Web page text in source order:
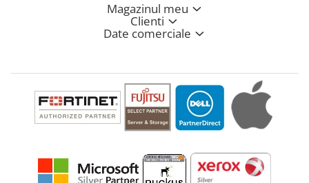
Magazinul meu
Clienti
Date comerciale